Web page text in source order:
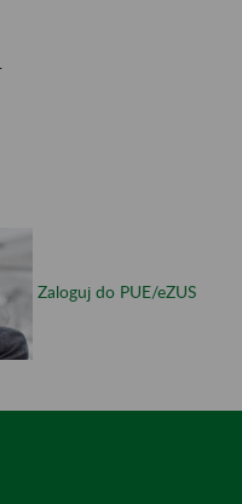
Zaloguj do PUE/eZUS